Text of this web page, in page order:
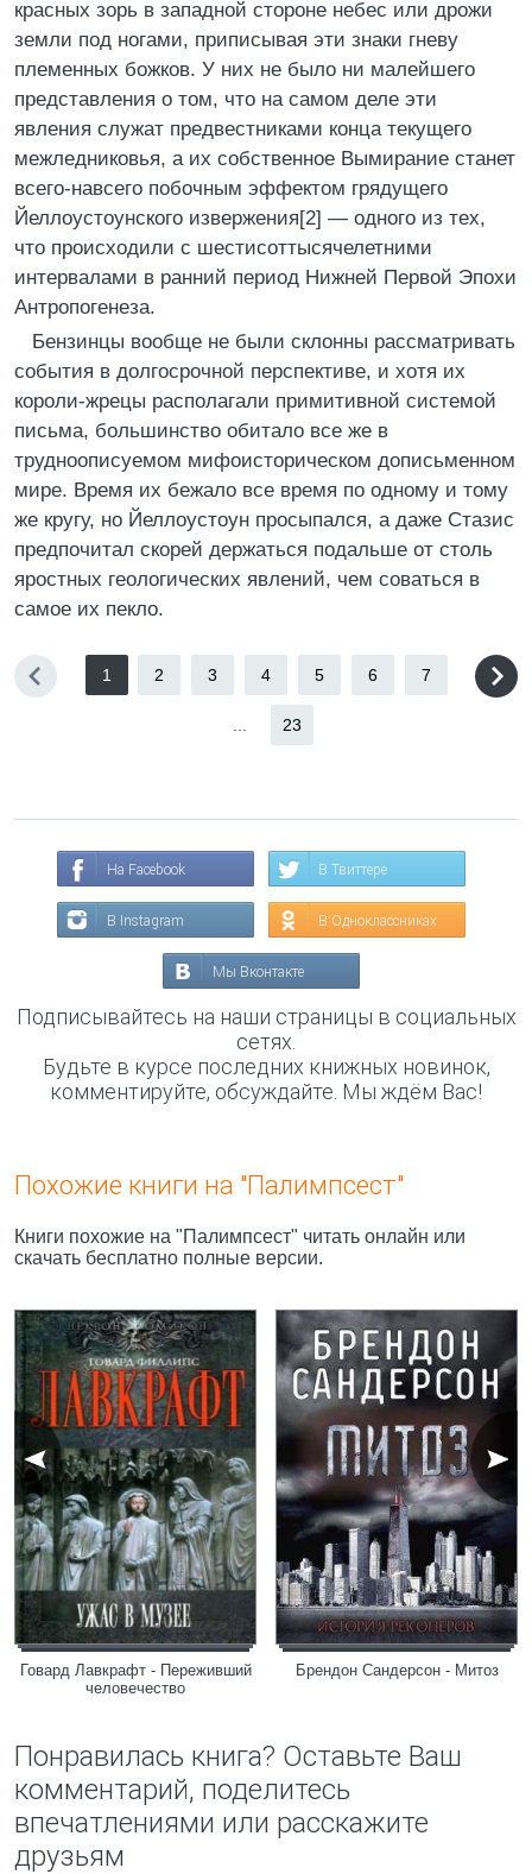
красных зорь в западной стороне небес или дрожи
земли под ногами, приписывая эти знаки гневу
племенных божков. У них не было ни малейшего
представления о том, что на самом деле эти
явления служат предвестниками конца текущего
межледниковья, а их собственное Вымирание станет
всего-навсего побочным эффектом грядущего
Йеллоустоунского извержения[2] — одного из тех,
что происходили с шестисоттысячелетними
интервалами в ранний период Нижней Первой Эпохи
Антропогенеза.
Бензинцы вообще не были склонны рассматривать
события в долгосрочной перспективе, и хотя их
короли-жрецы располагали примитивной системой
письма, большинство обитало все же в
трудноописуемом мифоисторическом дописьменном
мире. Время их бежало все время по одному и тому
же кругу, но Йеллоустоун просыпался, а даже Стазис
предпочитал скорей держаться подальше от столь
яростных геологических явлений, чем соваться в
самое их пекло.
1 2 3 4 5 6 7
23
На Facebook В Твиттере
В Instagram В Одноклассниках
Мы Вконтакте
Подписывайтесь на наши страницы в социальных
сетях.
Будьте в курсе последних книжных новинок,
комментируйте, обсуждайте. Мы ждём Вас!
Похожие книги на "Палимпсест"
Книги похожие на "Палимпсест" читать онлайн или
скачать бесплатно полные версии.
Говард Лавкрафт - Переживший
человечество
Брендон Сандерсон - Митоз
Понравилась книга? Оставьте Ваш
комментарий, поделитесь
впечатлениями или расскажите
друзьям